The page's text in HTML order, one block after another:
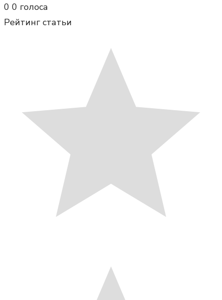
0 0 голоса
Рейтинг статьи